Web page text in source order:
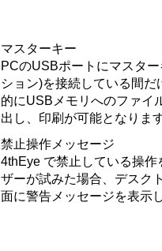
マスターキー
PCのUSBポートにマスタ
ション)を接続している間だ
的にUSBメモリへのファイ
出し、印刷が可能となります
禁止操作メッセージ
4thEye で禁止している操作
ザーが試みた場合、デスク
面に警告メッセージを表示